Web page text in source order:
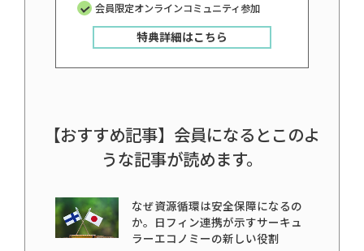
会員限定オンラインコミュニティ参加
特典詳細はこちら
【おすすめ記事】会員になるとこのよ
うな記事が読めます。
なぜ資源循環は安全保障になるの
か。日フィン連携が示すサーキュ
ラーエコノミーの新しい役割